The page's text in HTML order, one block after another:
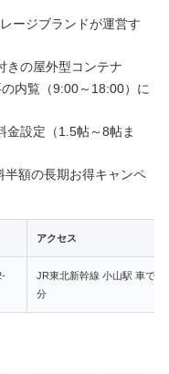
ージブランドが運営す
きの屋外型コンテナ
内覧（9:00～18:00）に
金設定（1.5帖～8帖ま
額の長期お得キャンペ
アクセス
JR東北新幹線 小山駅 車で6
分